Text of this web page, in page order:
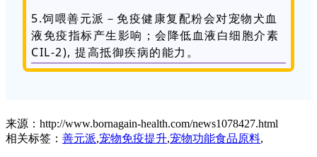
5.饲喂善元派－免疫健康复配粉会对宠物犬血
液免疫指标产生影响；会降低血液白细胞介素
CIL-2), 提高抵御疾病的能力。
来源：http://www.bornagain-health.com/news1078427.html
相关标签： 善元派,宠物免疫提升,宠物功能食品原料,